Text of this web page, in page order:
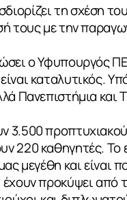
τη σχέση
τους με την
ο Υφυπουργός
καταλυτικός.
Πανεπιστήμια
3.500
220 καθηγητές.
μεγέθη και είναι
έχουν προκύψει